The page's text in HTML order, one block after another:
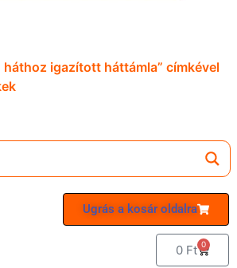
háthoz igazított háttámla” címkével
Ugrás a kosár oldalra
0 Ft 0